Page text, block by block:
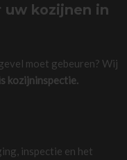
kozijnen in
moet gebeuren? Wij
kozijninspectie.
inspectie en het